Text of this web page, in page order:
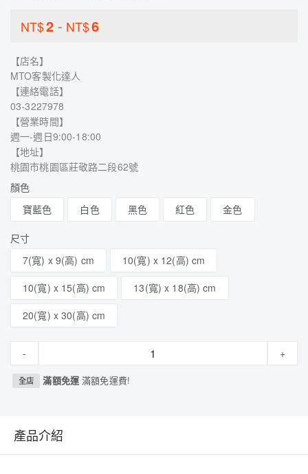
NT$2 - NT$6
【店名】
MTO客製化達人
【連絡電話】
03-3227978
【營業時間】
週一-週日9:00-18:00
【地址】
桃園市桃園區莊敬路二段62號
顏色
寶藍色
白色 黑色 紅色 金色
尺寸
7(寬) x 9(高) cm
10(寬) x 12(高) cm
10(寬) x 15(高) cm
13(寬) x 18(高) cm
20(寬) x 30(高) cm
- +
全店 滿額免運滿額免運費!
產品介紹